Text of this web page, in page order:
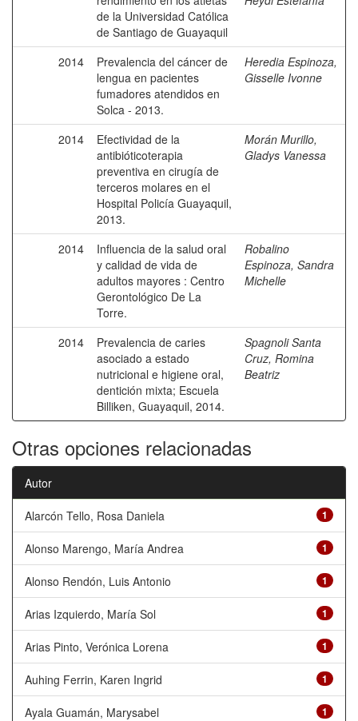
de la Universidad Católica
de Santiago de Guayaquil
2014
Prevalencia del cáncer de
lengua en pacientes
fumadores atendidos en
Solca - 2013.
Heredia Espinoza,
Gisselle Ivonne
2014
Efectividad de la
antibióticoterapia
preventiva en cirugía de
terceros molares en el
Hospital Policía Guayaquil,
2013.
Morán Murillo,
Gladys Vanessa
2014
Influencia de la salud oral
y calidad de vida de
adultos mayores : Centro
Gerontológico De La
Torre.
Robalino
Espinoza, Sandra
Michelle
2014
Prevalencia de caries
asociado a estado
nutricional e higiene oral,
dentición mixta; Escuela
Billiken, Guayaquil, 2014.
Spagnoli Santa
Cruz, Romina
Beatriz
Otras opciones relacionadas
Autor
1
Alarcón Tello, Rosa Daniela
1
Alonso Marengo, María Andrea
1
Alonso Rendón, Luis Antonio
1
Arias Izquierdo, María Sol
1
Arias Pinto, Verónica Lorena
1
Auhing Ferrin, Karen Ingrid
1
Ayala Guamán, Marysabel